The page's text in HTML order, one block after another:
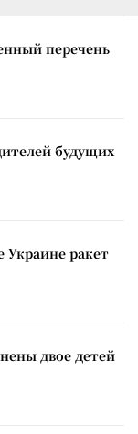
перечень
будущих
Украине ракет
двое детей